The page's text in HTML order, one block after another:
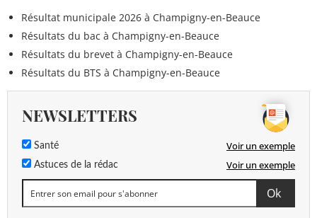
Résultat municipale 2026 à Champigny-en-Beauce
Résultats du bac à Champigny-en-Beauce
Résultats du brevet à Champigny-en-Beauce
Résultats du BTS à Champigny-en-Beauce
NEWSLETTERS
Santé Voir un exemple
Astuces de la rédac Voir un exemple